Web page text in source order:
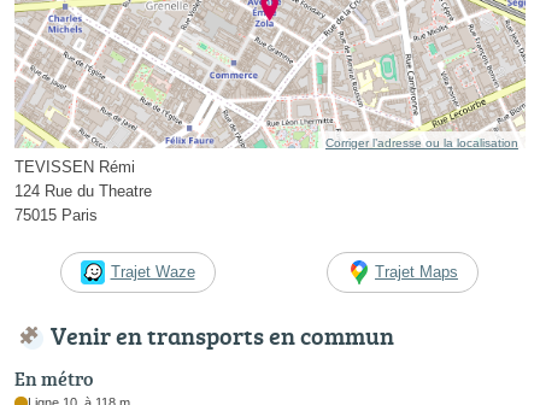
Corriger l’adresse ou la localisation
TEVISSEN Rémi
124 Rue du Theatre
75015 Paris
Trajet Waze Trajet Maps
Venir en transports en commun
En métro